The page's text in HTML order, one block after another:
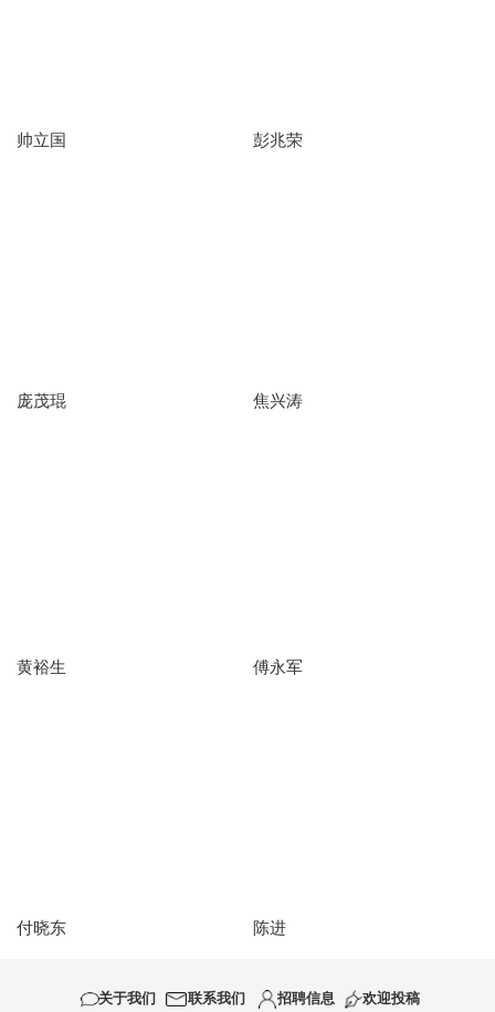
帅立国 彭兆荣
庞茂琨 焦兴涛
黄裕生 傅永军
付晓东 陈进
关于我们 联系我们 招聘信息 欢迎投稿